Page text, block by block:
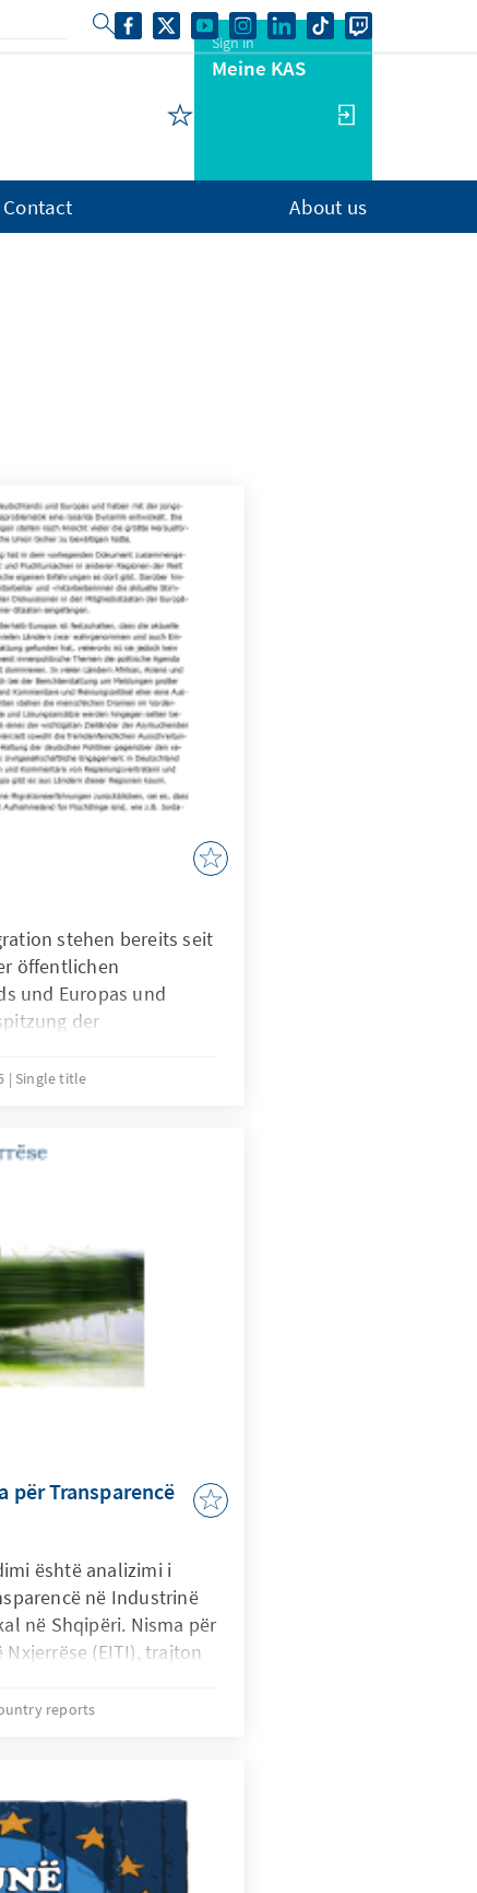
Sign in
Meine KAS
Contact About us
stehen bereits seit
öffentlichen
und Europas und
der
Stiftung hat
wird und welche
gibt. Darüber hinaus
und -
Stimmung und den
in den
Anrainer-Staaten
Single title
për Transparencë
është analizimi i
në Industrinë
në Shqipëri. Nisma për
(EITI), trajton
objektivat e saj,
tani.
reports